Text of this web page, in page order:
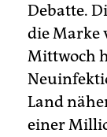
Debatte.
die Marke
Mittwoch
Land
einer